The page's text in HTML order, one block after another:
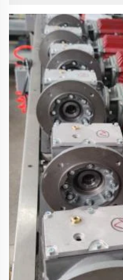
transmissão de potência
automatizados, redutores...